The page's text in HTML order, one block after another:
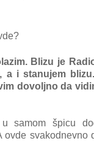
Blizu je
a i stanujem
dovoljno da
samom špicu
ovde svakodnevno